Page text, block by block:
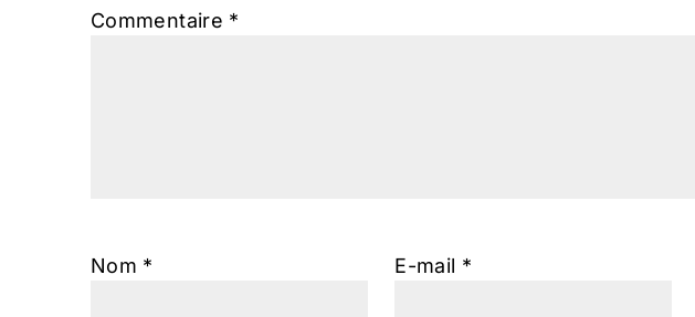
Commentaire *
Nom * E-mail *